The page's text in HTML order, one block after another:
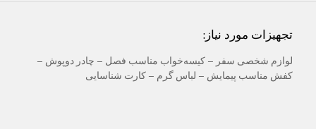
تجهیزات مورد نیاز:
لوازم شخصی سفر – کیسه‌خواب مناسب فصل – چادر دوپوش –
کفش مناسب پیمایش – لباس گرم – کارت شناسایی